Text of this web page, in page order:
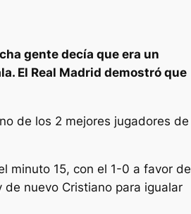
gente decía que era un
El Real Madrid demostró que
de los 2 mejores jugadores de
minuto 15, con el 1-0 a favor de
de nuevo Cristiano para igualar